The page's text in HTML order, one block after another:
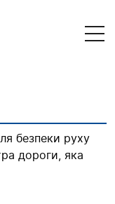
безпеки руху
дороги, яка